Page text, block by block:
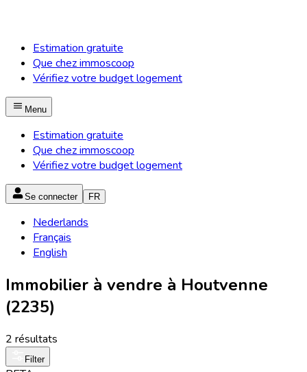
Estimation gratuite
Que chez immoscoop
Vérifiez votre budget logement
Menu
Estimation gratuite
Que chez immoscoop
Vérifiez votre budget logement
Se connecter FR
Nederlands
Français
English
Immobilier à vendre à Houtvenne
(2235)
2 résultats
Filter